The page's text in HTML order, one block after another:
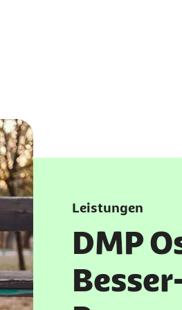
Leistungen
DMP